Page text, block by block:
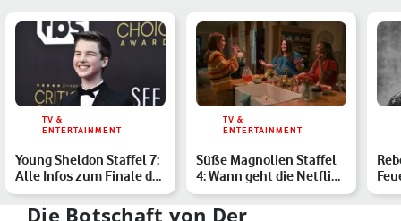
TV &
ENTERTAINMENT
Young Sheldon Staffel 7:
Alle Infos zum Finale der
Comedyserie
TV &
ENTERTAINMENT
Süße Magnolien Staffel
4: Wann geht die Netflix-
Soap endlich weit…
Die Botschaft von Der